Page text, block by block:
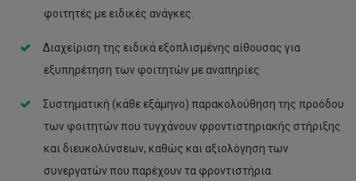
φοιτητές με ειδικές ανάγκες.
Διαχείριση της ειδικά εξοπλισμένης αίθουσας για
εξυπηρέτηση των φοιτητών με αναπηρίες
Συστηματική (κάθε εξάμηνο) παρακολούθηση της προόδου
των φοιτητών που τυγχάνουν φροντιστηριακής στήριξης
και διευκολύνσεων, καθώς και αξιολόγηση των
συνεργατών που παρέχουν τα φροντιστήρια.